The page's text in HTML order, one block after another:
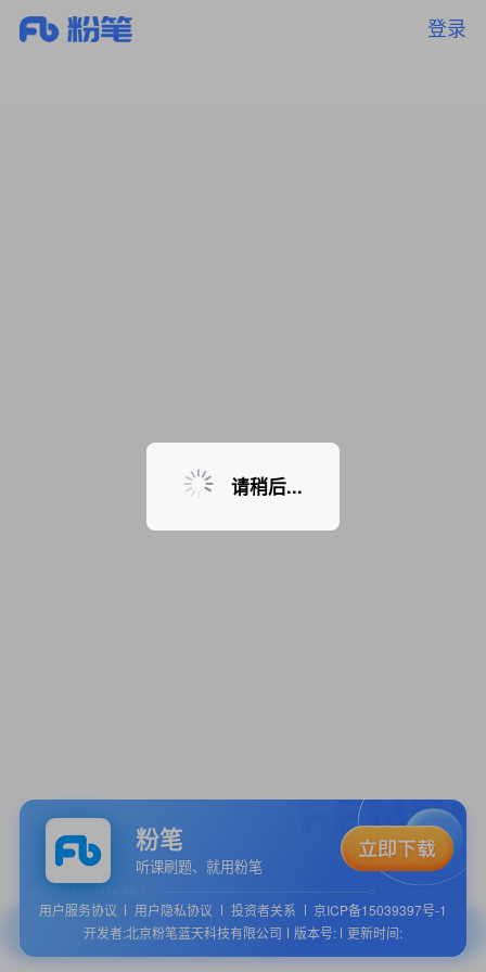
登录
暂无课程，敬请期待
粉笔
听课刷题、就用粉笔
用户服务协议 用户隐私协议 投资者关系
京ICP备15039397号-1
开发者:北京粉笔蓝天科技有限公司
版本号: 更新时间:
请稍后...